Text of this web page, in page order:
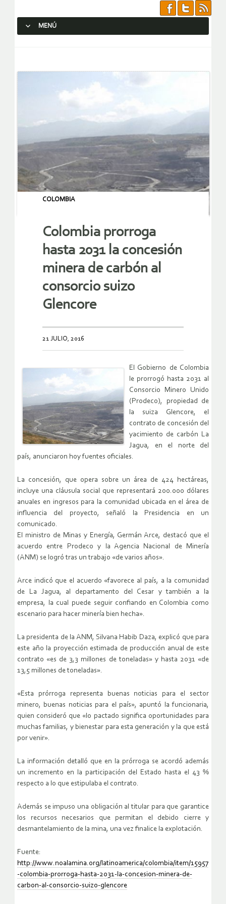
MENÚ
COLOMBIA
Colombia prorroga
hasta 2031 la concesión
minera de carbón al
consorcio suizo
Glencore
21 JULIO, 2016
El Gobierno de Colombia
le prorrogó hasta 2031 al
Consorcio Minero Unido
(Prodeco), propiedad de
la suiza Glencore, el
contrato de concesión del
yacimiento de carbón La
Jagua, en el norte del
país, anunciaron hoy fuentes oficiales.
La concesión, que opera sobre un área de 424 hectáreas,
incluye una cláusula social que representará 200.000 dólares
anuales en ingresos para la comunidad ubicada en el área de
influencia del proyecto, señaló la Presidencia en un
comunicado.
El ministro de Minas y Energía, Germán Arce, destacó que el
acuerdo entre Prodeco y la Agencia Nacional de Minería
(ANM) se logró tras un trabajo «de varios años».
Arce indicó que el acuerdo «favorece al país, a la comunidad
de La Jagua, al departamento del Cesar y también a la
empresa, la cual puede seguir confiando en Colombia como
escenario para hacer minería bien hecha».
La presidenta de la ANM, Silvana Habib Daza, explicó que para
este año la proyección estimada de producción anual de este
contrato «es de 3,3 millones de toneladas» y hasta 2031 «de
13,5 millones de toneladas».
«Esta prórroga representa buenas noticias para el sector
minero, buenas noticias para el país», apuntó la funcionaria,
quien consideró que «lo pactado significa oportunidades para
muchas familias, y bienestar para esta generación y la que está
por venir».
La información detalló que en la prórroga se acordó además
un incremento en la participación del Estado hasta el 43 %
respecto a lo que estipulaba el contrato.
Además se impuso una obligación al titular para que garantice
los recursos necesarios que permitan el debido cierre y
desmantelamiento de la mina, una vez finalice la explotación.
Fuente:
http://www.noalamina.org/latinoamerica/colombia/item/15957
-colombia-prorroga-hasta-2031-la-concesion-minera-de-
carbon-al-consorcio-suizo-glencore